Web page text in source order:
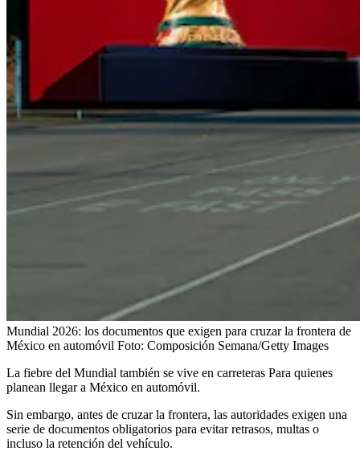
Mundial 2026: los documentos que exigen para cruzar la frontera de
México en automóvil Foto: Composición Semana/Getty Images
La fiebre del Mundial también se vive en carreteras Para quienes
planean llegar a México en automóvil.
Sin embargo, antes de cruzar la frontera, las autoridades exigen una
serie de documentos obligatorios para evitar retrasos, multas o
incluso la retención del vehículo.